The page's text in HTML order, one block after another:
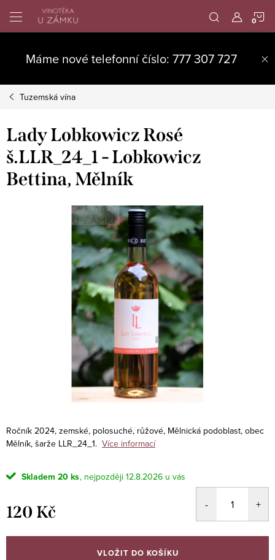
obsah
Máme nové telefonní číslo: 777 307 727
Tuzemská vína
Lady Lobkowicz Rosé
š.LLR_24_1 - Lobkowicz
Bettina, Mělník
Ročník 2024, zemské, polosuché, růžové, Mělnická podoblast, obec
Mělník, šarže LLR_24_1. Více informací
Skladem 20 ks 12.8.2026
120 Kč
cena:
VLOŽIT DO KOŠÍKU